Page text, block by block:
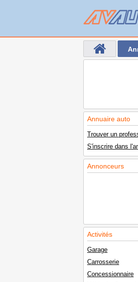
Annuaire auto
Trouver un
S'inscrire dans
Annonceurs
Activités
Garage
Carrosserie
Concessionnaire